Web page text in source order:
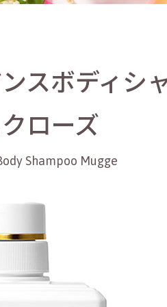
スボディシ
ローズ
Shampoo Mugge